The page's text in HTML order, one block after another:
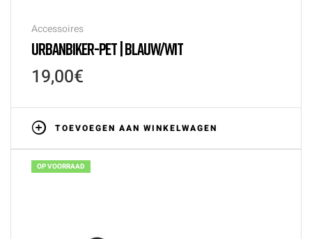
Accessoires
URBANBIKER-PET | BLAUW/WIT
19,00€
TOEVOEGEN AAN WINKELWAGEN
OP VOORRAAD